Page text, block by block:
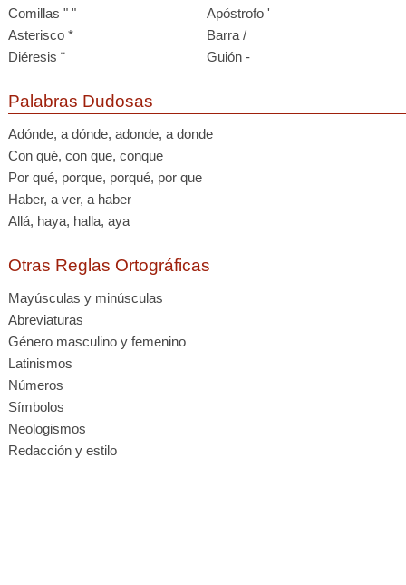
Comillas " "
Apóstrofo '
Asterisco *
Barra /
Diéresis ¨
Guión -
Palabras Dudosas
Adónde, a dónde, adonde, a donde
Con qué, con que, conque
Por qué, porque, porqué, por que
Haber, a ver, a haber
Allá, haya, halla, aya
Otras Reglas Ortográficas
Mayúsculas y minúsculas
Abreviaturas
Género masculino y femenino
Latinismos
Números
Símbolos
Neologismos
Redacción y estilo